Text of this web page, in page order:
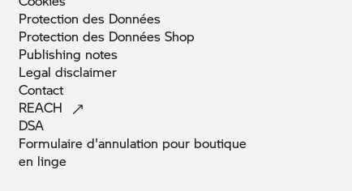
Protection des Données
Protection des Données Shop
Publishing notes
Legal disclaimer
Contact
REACH
DSA
Formulaire d'annulation pour boutique
en linge